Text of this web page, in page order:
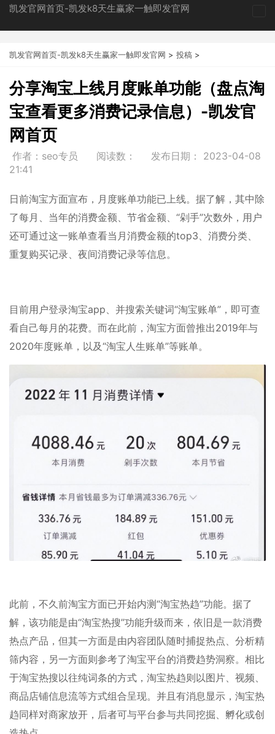
凯发官网首页-凯发k8天生赢家一触即发官网
凯发官网首页-凯发k8天生赢家一触即发官网 > 投稿 >
分享淘宝上线月度账单功能（盘点淘
宝查看更多消费记录信息）-凯发官
网首页
作者：seo专员 阅读数： 发布日期： 2023-04-08
21:41
日前淘宝方面宣布，月度账单功能已上线。据了解，其中除
了每月、当年的消费金额、节省金额、“剁手”次数外，用户
还可通过这一账单查看当月消费金额的top3、消费分类、
重复购买记录、夜间消费记录等信息。
目前用户登录淘宝app、并搜索关键词“淘宝账单”，即可查
看自己每月的花费。而在此前，淘宝方面曾推出2019年与
2020年度账单，以及“淘宝人生账单”等账单。
此前，不久前淘宝方面已开始内测“淘宝热趋”功能。据了
解，该功能是由“淘宝热搜”功能升级而来，依旧是一款消费
热点产品，但其一方面是由内容团队随时捕捉热点、分析精
筛内容，另一方面则参考了淘宝平台的消费趋势洞察。相比
于淘宝热搜以往纯词条的方式，淘宝热趋则以图片、视频、
商品店铺信息流等方式组合呈现。并且有消息显示，淘宝热
趋同样对商家放开，后者可与平台参与共同挖掘、孵化或创